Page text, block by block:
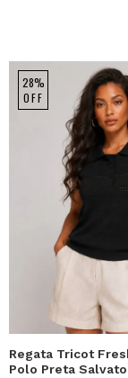
28%
OFF
Regata Tricot
Polo Preta